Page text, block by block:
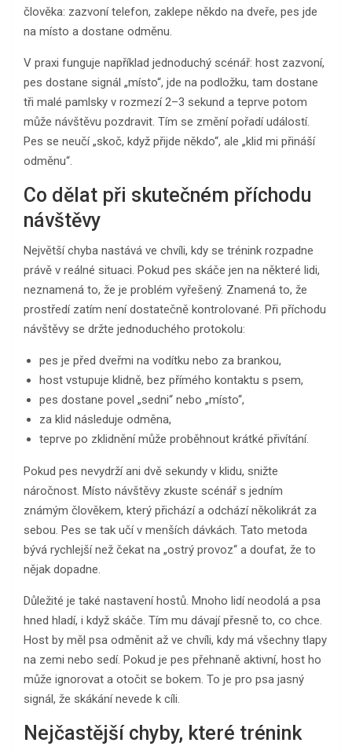
člověka: zazvoní telefon, zaklepe někdo na dveře, pes jde
na místo a dostane odměnu.
V praxi funguje například jednoduchý scénář: host zazvoní,
pes dostane signál „místo“, jde na podložku, tam dostane
tři malé pamlsky v rozmezí 2–3 sekund a teprve potom
může návštěvu pozdravit. Tím se změní pořadí událostí.
Pes se neučí „skoč, když přijde někdo“, ale „klid mi přináší
odměnu“.
Co dělat při skutečném příchodu
návštěvy
Největší chyba nastává ve chvíli, kdy se trénink rozpadne
právě v reálné situaci. Pokud pes skáče jen na některé lidi,
neznamená to, že je problém vyřešený. Znamená to, že
prostředí zatím není dostatečně kontrolované. Při příchodu
návštěvy se držte jednoduchého protokolu:
pes je před dveřmi na vodítku nebo za brankou,
host vstupuje klidně, bez přímého kontaktu s psem,
pes dostane povel „sedni“ nebo „místo“,
za klid následuje odměna,
teprve po zklidnění může proběhnout krátké přivítání.
Pokud pes nevydrží ani dvě sekundy v klidu, snižte
náročnost. Místo návštěvy zkuste scénář s jedním
známým člověkem, který přichází a odchází několikrát za
sebou. Pes se tak učí v menších dávkách. Tato metoda
bývá rychlejší než čekat na „ostrý provoz“ a doufat, že to
nějak dopadne.
Důležité je také nastavení hostů. Mnoho lidí neodolá a psa
hned hladí, i když skáče. Tím mu dávají přesně to, co chce.
Host by měl psa odměnit až ve chvíli, kdy má všechny tlapy
na zemi nebo sedí. Pokud je pes přehnaně aktivní, host ho
může ignorovat a otočit se bokem. To je pro psa jasný
signál, že skákání nevede k cíli.
Nejčastější chyby, které trénink